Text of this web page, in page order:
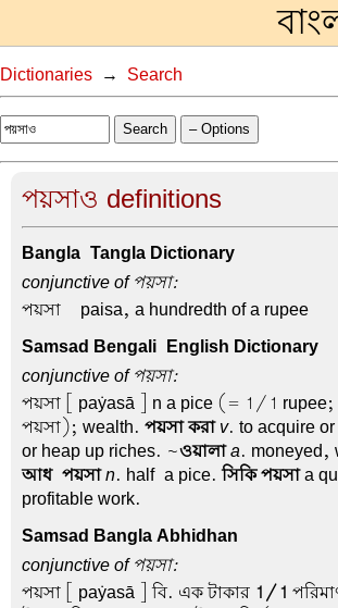
Dictionaries→ Search
Search – Options
পয়সাও definitions
Bangla-Tangla Dictionary
conjunctive of পয়সা:
পয়সা – paisa, a hundredth of a rupee
Samsad Bengali-English Dictionary
conjunctive of পয়সা:
পয়সা[ paẏasā ] n a pice (= 1/1 rupee;
পয়সা); wealth. পয়সা করা v. to acquire
or heap up riches. ~ওয়ালা a. moneyed,
আধ-পয়সা n. half-a pice.সিকি পয়সাa
profitable work.
Samsad Bangla Abhidhan
conjunctive of পয়সা:
পয়সা[ paẏasā ] বি. এক টাকার 1/1